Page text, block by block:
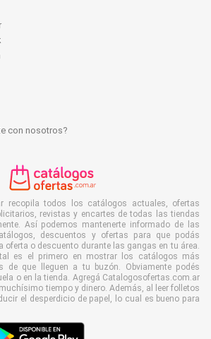
con nosotros?
recopila todos los catálogos actuales, ofertas
revistas y encartes de todas las tiendas
Así podemos mantenerte informado de las
descuentos y ofertas para que podás
oferta o descuento durante las gangas en tu área.
es el primero en mostrar los catálogos más
de que lleguen a tu buzón. Obviamente podés
o en la tienda. Agregá Catalogosofertas.com.ar
tiempo y dinero. Además, al leer folletos
el desperdicio de papel, lo cual es bueno para